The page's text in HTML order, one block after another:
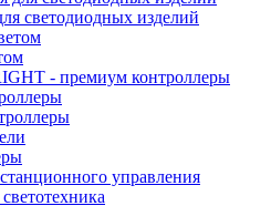
светодиодных изделий
- премиум контроллеры
управления